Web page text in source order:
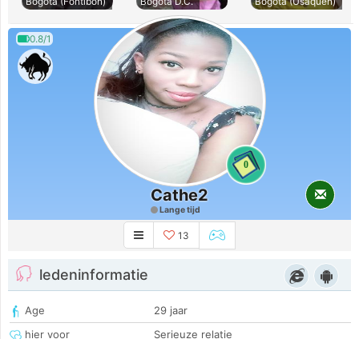
0.8/1
0
Cathe2
Lange tijd
13
ledeninformatie
Age
29 jaar
hier voor
Serieuze relatie